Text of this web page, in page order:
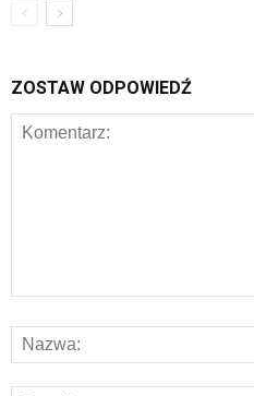
ZOSTAW ODPOWIEDŹ